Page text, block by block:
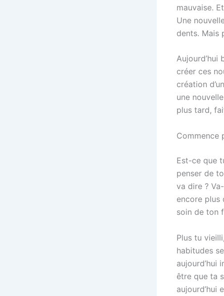
mauvaise.
Une
dents. Mais
Aujourd’hui
créer ces
création
une
plus tard,
Commence
Est-ce que
penser de
va dire ?
encore plus
soin de ton
Plus tu
habitudes
aujourd’hui
être que ta
aujourd’hui